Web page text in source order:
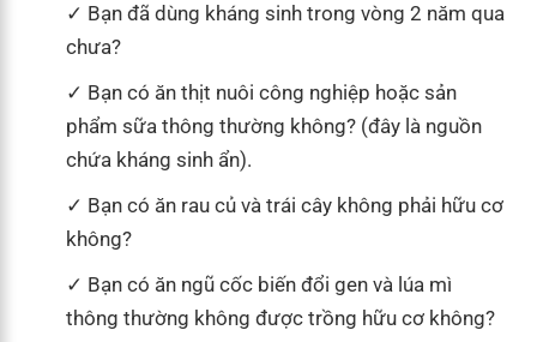
Bạn đã dùng kháng sinh trong vòng 2 năm qua
chưa?
Bạn có ăn thịt nuôi công nghiệp hoặc sản
phẩm sữa thông thường không? (đây là nguồn
chứa kháng sinh ẩn).
Bạn có ăn rau củ và trái cây không phải hữu cơ
không?
Bạn có ăn ngũ cốc biến đổi gen và lúa mì
thông thường không được trồng hữu cơ không?